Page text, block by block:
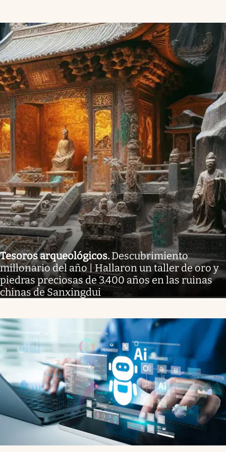
Tesoros arqueológicos.Descubrimiento
millonario del año | Hallaron un taller de oro y
piedras preciosas de 3.400 años en las ruinas
chinas de Sanxingdui